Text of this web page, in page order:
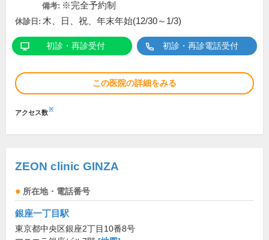
備考: ※完全予約制
休診日: 木、日、祝、年末年始(12/30～1/3)
初診・再診受付 初診・再診電話受付
この医院の詳細をみる
アクセス数※
ZEON clinic GINZA
所在地・電話番号
銀座一丁目駅
東京都中央区銀座2丁目10番8号